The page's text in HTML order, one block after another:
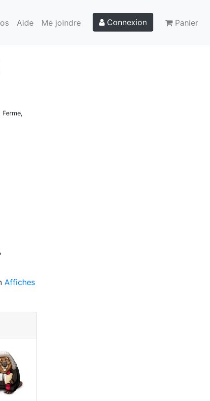
Aide Me joindre Connexion Panier
Affiches